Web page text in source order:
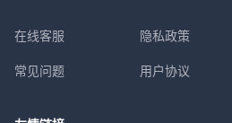
在线客服
常见问题
隐私政策
用户协议